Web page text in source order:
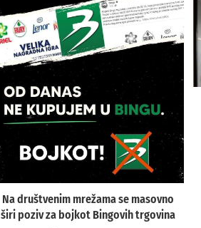
Na društvenim mrežama se masovno
širi poziv za bojkot Bingovih trgovina